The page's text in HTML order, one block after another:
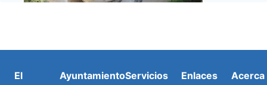
El
AyuntamientoServicios
Enlaces
Acerca